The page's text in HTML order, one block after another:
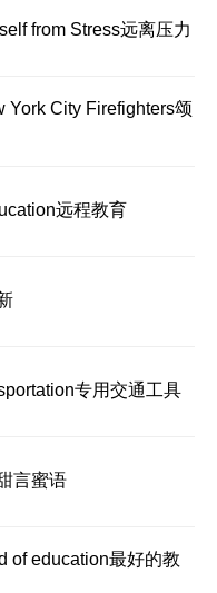
from Stress远离压力
York City Firefighters颂
远程教育
专用交通工具
言蜜语
of education最好的教